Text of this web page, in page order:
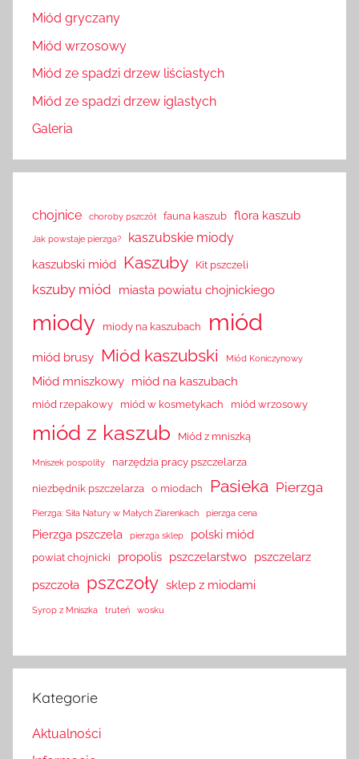
Miód gryczany
Miód wrzosowy
Miód ze spadzi drzew liściastych
Miód ze spadzi drzew iglastych
Galeria
chojnice choroby pszczół fauna kaszub flora kaszub
Jak powstaje pierzga? kaszubskie miody
kaszubski miód Kaszuby Kit pszczeli
kszuby miód miasta powiatu chojnickiego
miody miody na kaszubach miód
miód brusy Miód kaszubski Miód Koniczynowy
Miód mniszkowy miód na kaszubach
miód rzepakowy miód w kosmetykach miód wrzosowy
miód z kaszub Miód z mniszką
Mniszek pospolity narzędzia pracy pszczelarza
niezbędnik pszczelarza o miodach Pasieka Pierzga
Pierzga: Siła Natury w Małych Ziarenkach pierzga cena
Pierzga pszczela pierzga sklep polski miód
powiat chojnicki propolis pszczelarstwo pszczelarz
pszczoła pszczoły sklep z miodami
Syrop z Mniszka truteń wosku
Kategorie
Aktualności